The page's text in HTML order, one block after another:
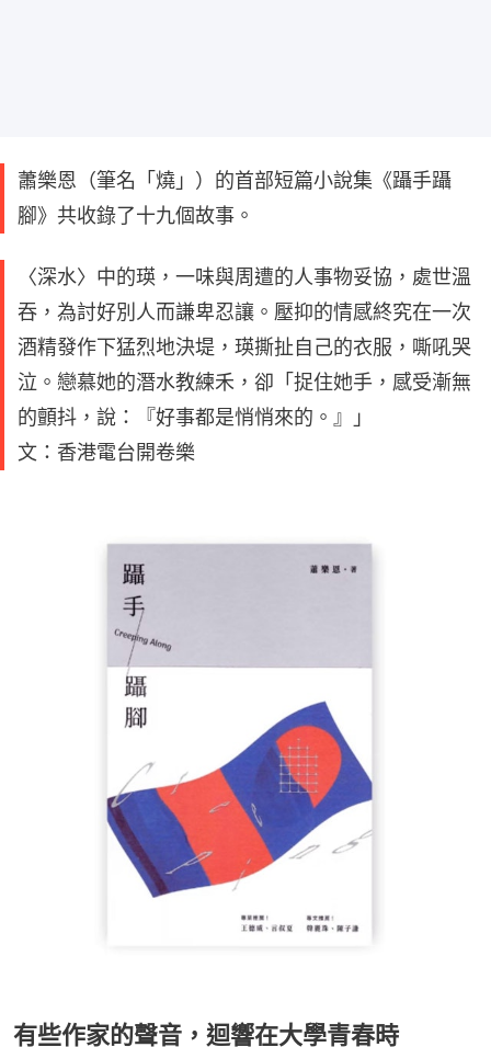
蕭樂恩（筆名「燒」）的首部短篇小說集《躡手躡
腳》共收錄了十九個故事。
〈深水〉中的瑛，一味與周遭的人事物妥協，處世溫
吞，為討好別人而謙卑忍讓。壓抑的情感終究在一次
酒精發作下猛烈地決堤，瑛撕扯自己的衣服，嘶吼哭
泣。戀慕她的潛水教練禾，卻「捉住她手，感受漸無
的顫抖，說：『好事都是悄悄來的。』」
文：香港電台開卷樂
有些作家的聲音，迴響在大學青春時